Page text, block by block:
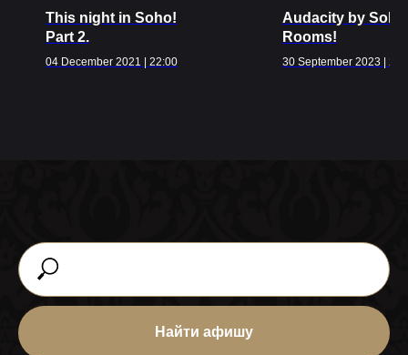
This night in Soho!
Part 2.
04 December 2021 | 22:00
Audacity by Soho
Rooms!
30 September 2023 |
Найти афишу
ВСЕ МЕРОПРИЯТИЯ